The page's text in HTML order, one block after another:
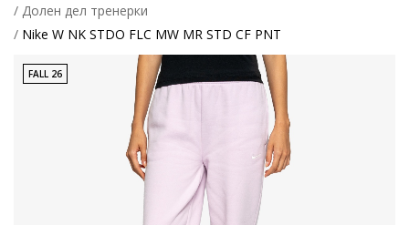
Долен дел тренерки
Nike W NK STDO FLC MW MR STD CF PNT
FALL 26